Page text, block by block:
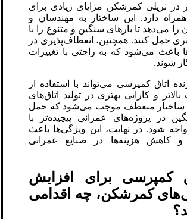
در تریلی کمرشکن مزایای زیادی برای
دارد. این ساختار به مهندسان و
را می‌دهد تا بارهای سنگین و متنوع را با
حمل کنند. همچنین، انعطاف‌پذیری در
باعث می‌شود که به راحتی با تغییرات
شوند.
اتاق کمپرسی می‌تواند با استفاده از
و کارایی بهتری در تولید اتاق‌های
ساختار منعطف موجب می‌شود که حمل
در پروژه‌های عمرانی پیچیده‌تر با
شود. در نهایت، این ویژگی‌ها باعث
و کاهش هزینه‌ها در صنایع عمرانی
کمپرسی برای افزایش
کمرشکن، چه اقدامی